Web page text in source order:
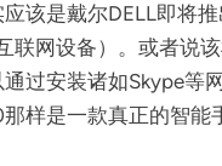
该是戴尔DELL即将
联网设备）。或者说
过安装诸如Skype等
样是一款真正的智能